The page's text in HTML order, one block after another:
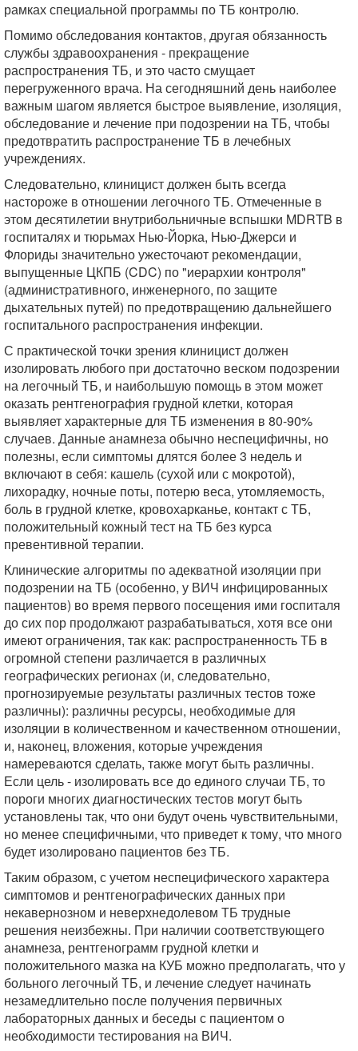
рамках специальной программы по ТБ контролю.
Помимо обследования контактов, другая обязанность
службы здравоохранения - прекращение
распространения ТБ, и это часто смущает
перегруженного врача. На сегодняшний день наиболее
важным шагом является быстрое выявление, изоляция,
обследование и лечение при подозрении на ТБ, чтобы
предотвратить распространение ТБ в лечебных
учреждениях.
Следовательно, клиницист должен быть всегда
настороже в отношении легочного ТБ. Отмеченные в
этом десятилетии внутрибольничные вспышки MDRTB в
госпиталях и тюрьмах Нью-Йорка, Нью-Джерси и
Флориды значительно ужесточают рекомендации,
выпущенные ЦКПБ (CDC) по "иерархии контроля"
(административного, инженерного, по защите
дыхательных путей) по предотвращению дальнейшего
госпитального распространения инфекции.
С практической точки зрения клиницист должен
изолировать любого при достаточно веском подозрении
на легочный ТБ, и наибольшую помощь в этом может
оказать рентгенография грудной клетки, которая
выявляет характерные для ТБ изменения в 80-90%
случаев. Данные анамнеза обычно неспецифичны, но
полезны, если симптомы длятся более 3 недель и
включают в себя: кашель (сухой или с мокротой),
лихорадку, ночные поты, потерю веса, утомляемость,
боль в грудной клетке, кровохарканье, контакт с ТБ,
положительный кожный тест на ТБ без курса
превентивной терапии.
Клинические алгоритмы по адекватной изоляции при
подозрении на ТБ (особенно, у ВИЧ инфицированных
пациентов) во время первого посещения ими госпиталя
до сих пор продолжают разрабатываться, хотя все они
имеют ограничения, так как: распространенность ТБ в
огромной степени различается в различных
географических регионах (и, следовательно,
прогнозируемые результаты различных тестов тоже
различны): различны ресурсы, необходимые для
изоляции в количественном и качественном отношении,
и, наконец, вложения, которые учреждения
намереваются сделать, также могут быть различны.
Если цель - изолировать все до единого случаи ТБ, то
пороги многих диагностических тестов могут быть
установлены так, что они будут очень чувствительными,
но менее специфичными, что приведет к тому, что много
будет изолировано пациентов без ТБ.
Таким образом, с учетом неспецифического характера
симптомов и рентгенографических данных при
некавернозном и неверхнедолевом ТБ трудные
решения неизбежны. При наличии соответствующего
анамнеза, рентгенограмм грудной клетки и
положительного мазка на КУБ можно предполагать, что у
больного легочный ТБ, и лечение следует начинать
незамедлительно после получения первичных
лабораторных данных и беседы с пациентом о
необходимости тестирования на ВИЧ.